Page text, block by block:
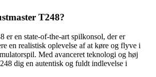
T248?
er en state-of-the-art spilkonsol, der er
en realistisk oplevelse af at køre og flyve i
Med avanceret teknologi og høj
dig en autentisk og fuldt indlevelse i